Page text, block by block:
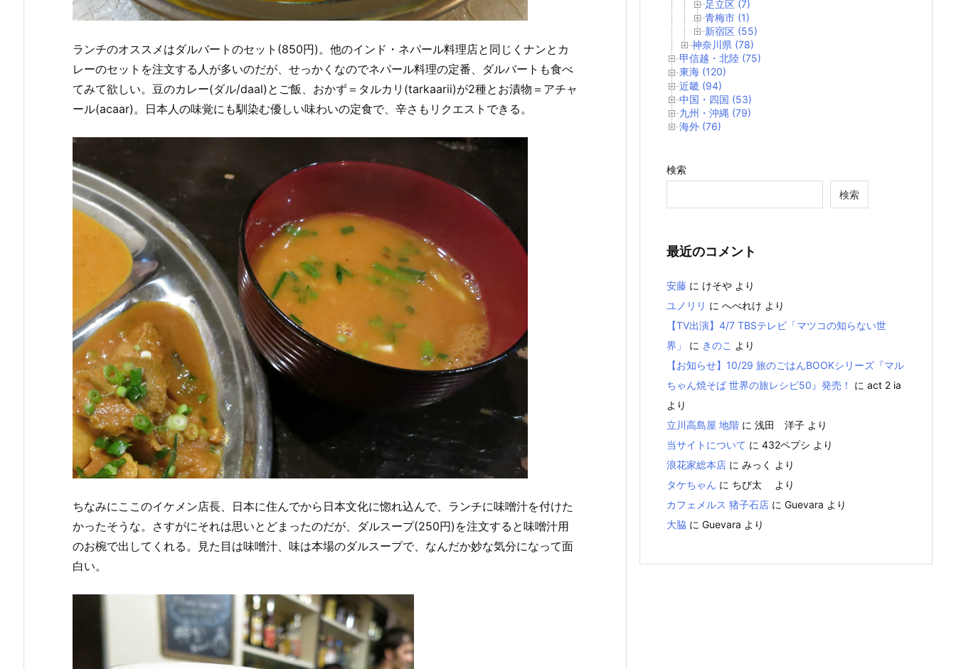
ランチのオススメはダルバートのセット(850円)。他のインド・ネパール料理店と同じくナンとカ
レーのセットを注文する人が多いのだが、せっかくなのでネパール料理の定番、ダルバートも食べ
てみて欲しい。豆のカレー(ダル/daal)とご飯、おかず＝タルカリ(tarkaarii)が2種とお漬物＝アチャ
ール(acaar)。日本人の味覚にも馴染む優しい味わいの定食で、辛さもリクエストできる。
ちなみにここのイケメン店長、日本に住んでから日本文化に惚れ込んで、ランチに味噌汁を付けた
かったそうな。さすがにそれは思いとどまったのだが、ダルスープ(250円)を注文すると味噌汁用
のお椀で出してくれる。見た目は味噌汁、味は本場のダルスープで、なんだか妙な気分になって面
白い。
足立区 (7)
青梅市 (1)
新宿区 (55)
神奈川県 (78)
甲信越・北陸 (75)
東海 (120)
近畿 (94)
中国・四国 (53)
九州・沖縄 (79)
海外 (76)
検索
検索
最近のコメント
安藤 に けそや より
ユノリリ に へべれけ より
【TV出演】4/7 TBSテレビ「マツコの知らない世
界」
に きのこ より
【お知らせ】10/29 旅のごはんBOOKシリーズ『マル
ちゃん焼そば 世界の旅レシピ50』発売！
に act 2 ia
より
立川高島屋 地階 に 浅田 洋子 より
当サイトについて に 432ペプシ より
浪花家総本店 に みっく
より
タケちゃん に ちび太
より
カフェメルス 猪子石店 に Guevara より
大脇 に Guevara より